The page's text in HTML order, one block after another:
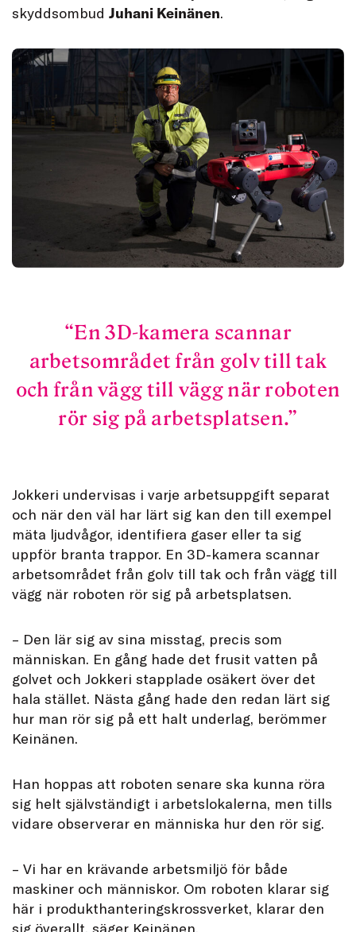
skyddsombud Juhani Keinänen.
En 3D-kamera scannar
arbetsområdet från golv till tak
och från vägg till vägg när roboten
rör sig på arbetsplatsen.
Jokkeri undervisas i varje arbetsuppgift separat
och när den väl har lärt sig kan den till exempel
mäta ljudvågor, identifiera gaser eller ta sig
uppför branta trappor. En 3D-kamera scannar
arbetsområdet från golv till tak och från vägg till
vägg när roboten rör sig på arbetsplatsen.
– Den lär sig av sina misstag, precis som
människan. En gång hade det frusit vatten på
golvet och Jokkeri stapplade osäkert över det
hala stället. Nästa gång hade den redan lärt sig
hur man rör sig på ett halt underlag, berömmer
Keinänen.
Han hoppas att roboten senare ska kunna röra
sig helt självständigt i arbetslokalerna, men tills
vidare observerar en människa hur den rör sig.
– Vi har en krävande arbetsmiljö för både
maskiner och människor. Om roboten klarar sig
här i produkthanteringskrossverket, klarar den
sig överallt, säger Keinänen.